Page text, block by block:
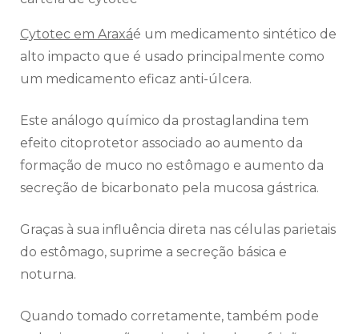
Cytotec em Araxáé um medicamento sintético de
alto impacto que é usado principalmente como
um medicamento eficaz anti-úlcera.
Este análogo químico da prostaglandina tem
efeito citoprotetor associado ao aumento da
formação de muco no estômago e aumento da
secreção de bicarbonato pela mucosa gástrica.
Graças à sua influência direta nas células parietais
do estômago, suprime a secreção básica e
noturna.
Quando tomado corretamente, também pode